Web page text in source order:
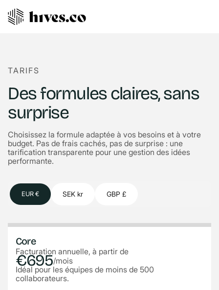
TARIFS
Des formules claires, sans
surprise
Choisissez la formule adaptée à vos besoins et à votre
budget. Pas de frais cachés, pas de surprise : une
tarification transparente pour une gestion des idées
performante.
EUR € SEK kr GBP £
Core
Facturation annuelle, à partir de
€695/mois
Idéal pour les équipes de moins de 500
collaborateurs.